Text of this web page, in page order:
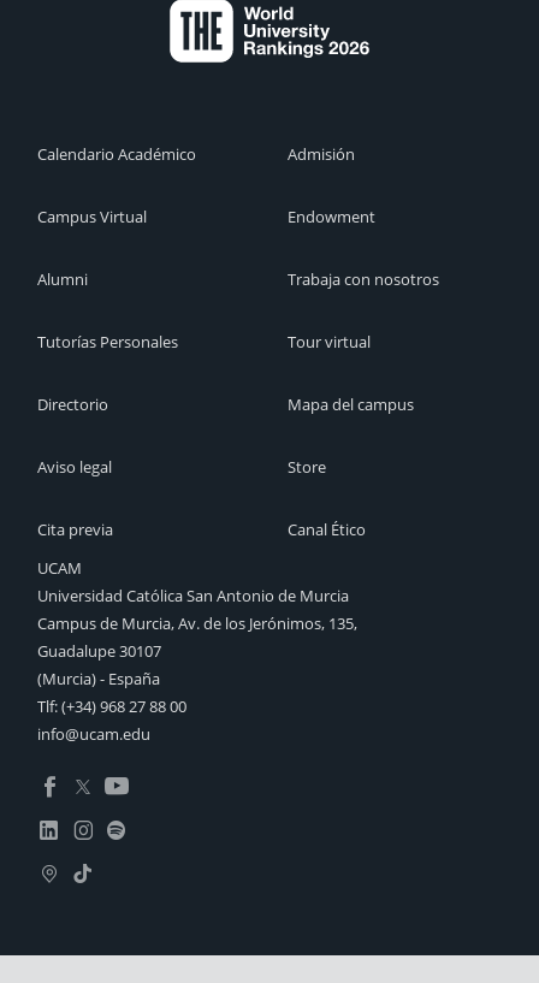
Calendario Académico
Campus Virtual
Alumni
Tutorías Personales
Directorio
Aviso legal
Cita previa
Admisión
Endowment
Trabaja con nosotros
Tour virtual
Mapa del campus
Store
Canal Ético
UCAM
Universidad Católica San Antonio de Murcia
Campus de Murcia, Av. de los Jerónimos, 135,
Guadalupe 30107
(Murcia) - España
Tlf:(+34) 968 27 88 00
info@ucam.edu